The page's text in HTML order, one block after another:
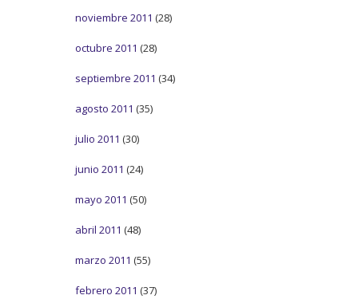
noviembre 2011 (28)
octubre 2011 (28)
septiembre 2011 (34)
agosto 2011 (35)
julio 2011 (30)
junio 2011 (24)
mayo 2011 (50)
abril 2011 (48)
marzo 2011 (55)
febrero 2011 (37)